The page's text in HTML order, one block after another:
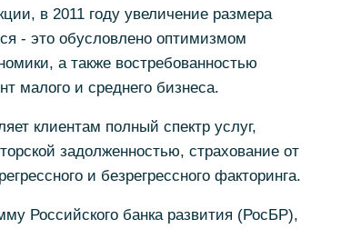
в 2011 году увеличение размера
- это обусловлено оптимизмом
а также востребованностью
малого и среднего бизнеса.
клиентам полный спектр услуг,
задолженностью, страхование от
и безрегрессного факторинга.
Российского банка развития (РосБР),